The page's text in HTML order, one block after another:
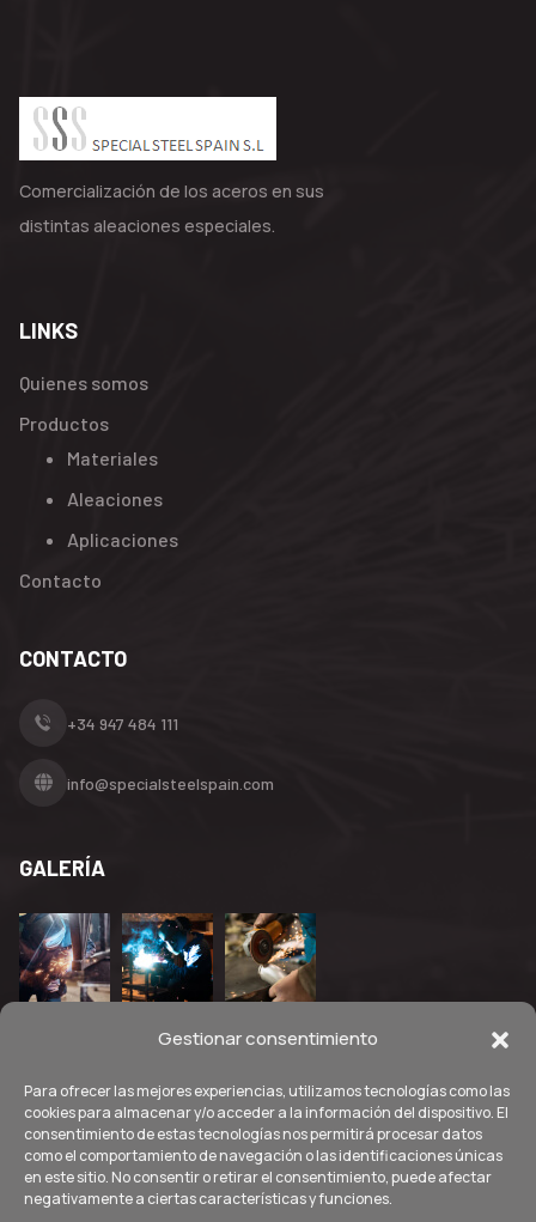
Gestionar consentimiento
Para ofrecer las mejores experiencias, utilizamos tecnologías como las
cookies para almacenar y/o acceder a la información del dispositivo. El
consentimiento de estas tecnologías nos permitirá procesar datos
como el comportamiento de navegación o las identificaciones únicas
en este sitio. No consentir o retirar el consentimiento, puede afectar
negativamente a ciertas características y funciones.
Comercialización de los aceros en sus
distintas aleaciones especiales.
LINKS
Quienes somos
Productos
Materiales
Aleaciones
Aplicaciones
Contacto
CONTACTO
+34 947 484 111
info@specialsteelspain.com
GALERÍA